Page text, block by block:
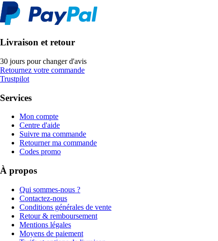
Livraison et retour
30 jours pour changer d'avis
Retournez votre commande
Trustpilot
Services
Mon compte
Centre d'aide
Suivre ma commande
Retourner ma commande
Codes promo
À propos
Qui sommes-nous ?
Contactez-nous
Conditions générales de vente
Retour & remboursement
Mentions légales
Moyens de paiement